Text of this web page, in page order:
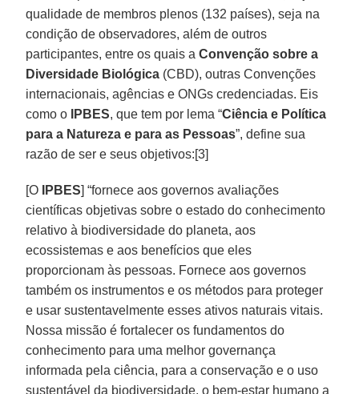
qualidade de membros plenos (132 países), seja na
condição de observadores, além de outros
participantes, entre os quais aConvenção sobre a
Diversidade Biológica (CBD), outras Convenções
internacionais, agências e ONGs credenciadas. Eis
como o
IPBES, que tem por lema “Ciência e Política
para a Natureza e para as Pessoas”, define sua
razão de ser e seus objetivos:[3]
[O IPBES] “fornece aos governos avaliações
científicas objetivas sobre o estado do conhecimento
relativo à biodiversidade do planeta, aos
ecossistemas e aos benefícios que eles
proporcionam às pessoas. Fornece aos governos
também os instrumentos e os métodos para proteger
e usar sustentavelmente esses ativos naturais vitais.
Nossa missão é fortalecer os fundamentos do
conhecimento para uma melhor governança
informada pela ciência, para a conservação e o uso
sustentável da biodiversidade, o bem-estar humano a